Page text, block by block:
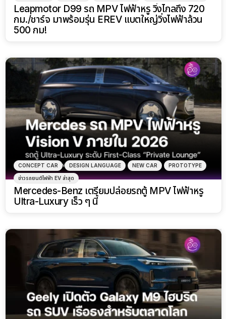
Leapmotor D99 รถ MPV ไฟฟ้าหรู วิ่งไกลถึง 720
กม./ชาร์จ มาพร้อมรุ่น EREV แบตใหญ่วิ่งไฟฟ้าล้วน
500 กม!
CONCEPT CAR DESIGN LANGUAGE NEW CAR PROTOTYPE
ข่าวรถยนต์ไฟฟ้า EV ล่าสุด
Mercedes-Benz เตรียมปล่อยรถตู้ MPV ไฟฟ้าหรู
Ultra-Luxury เร็ว ๆ นี้